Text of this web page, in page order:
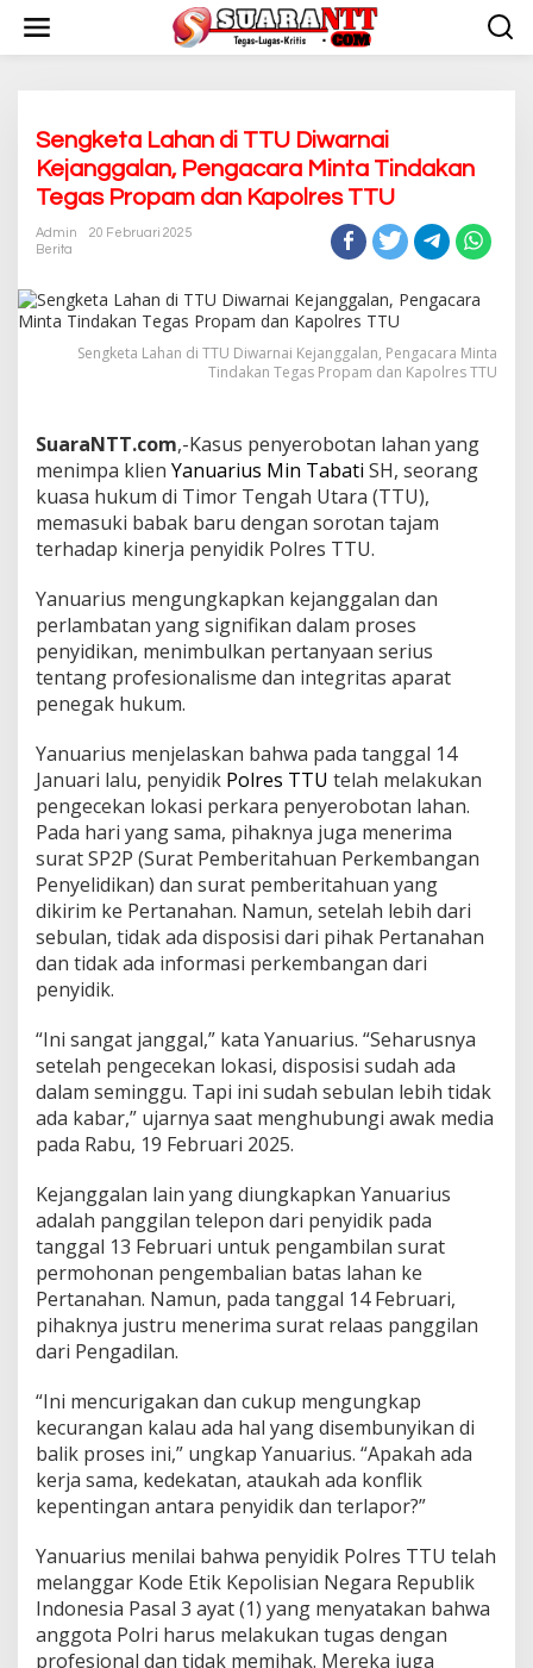
w
Sengketa Lahan di TTU Diwarnai
Kejanggalan, Pengacara Minta Tindakan
Tegas Propam dan Kapolres TTU
Admin
20 Februari 2025
Berita
Sengketa Lahan di TTU Diwarnai Kejanggalan, Pengacara Minta
Tindakan Tegas Propam dan Kapolres TTU
SuaraNTT.com,-Kasus penyerobotan lahan yang
menimpa klien Yanuarius Min Tabati SH, seorang
kuasa hukum di Timor Tengah Utara (TTU),
memasuki babak baru dengan sorotan tajam
terhadap kinerja penyidik Polres TTU.
Yanuarius mengungkapkan kejanggalan dan
perlambatan yang signifikan dalam proses
penyidikan, menimbulkan pertanyaan serius
tentang profesionalisme dan integritas aparat
penegak hukum.
Yanuarius menjelaskan bahwa pada tanggal 14
Januari lalu, penyidik Polres TTU telah melakukan
pengecekan lokasi perkara penyerobotan lahan.
Pada hari yang sama, pihaknya juga menerima
surat SP2P (Surat Pemberitahuan Perkembangan
Penyelidikan) dan surat pemberitahuan yang
dikirim ke Pertanahan. Namun, setelah lebih dari
sebulan, tidak ada disposisi dari pihak Pertanahan
dan tidak ada informasi perkembangan dari
penyidik.
“Ini sangat janggal,” kata Yanuarius. “Seharusnya
setelah pengecekan lokasi, disposisi sudah ada
dalam seminggu. Tapi ini sudah sebulan lebih tidak
ada kabar,” ujarnya saat menghubungi awak media
pada Rabu, 19 Februari 2025.
Kejanggalan lain yang diungkapkan Yanuarius
adalah panggilan telepon dari penyidik pada
tanggal 13 Februari untuk pengambilan surat
permohonan pengembalian batas lahan ke
Pertanahan. Namun, pada tanggal 14 Februari,
pihaknya justru menerima surat relaas panggilan
dari Pengadilan.
“Ini mencurigakan dan cukup mengungkap
kecurangan kalau ada hal yang disembunyikan di
balik proses ini,” ungkap Yanuarius. “Apakah ada
kerja sama, kedekatan, ataukah ada konflik
kepentingan antara penyidik dan terlapor?”
Yanuarius menilai bahwa penyidik Polres TTU telah
melanggar Kode Etik Kepolisian Negara Republik
Indonesia Pasal 3 ayat (1) yang menyatakan bahwa
anggota Polri harus melakukan tugas dengan
profesional dan tidak memihak. Mereka juga